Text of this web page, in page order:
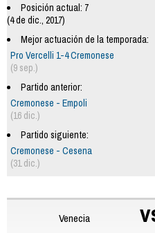
Posición actual: 7
(4 de dic., 2017)
Mejor actuación de la temporada:
Pro Vercelli 1-4 Cremonese
(9 sep.)
Partido anterior:
Cremonese - Empoli
(16 dic.)
Partido siguiente:
Cremonese - Cesena
(31 dic.)
Venecia